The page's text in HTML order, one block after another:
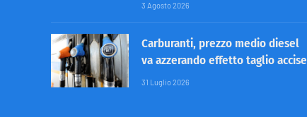
3 Agosto 2026
Carburanti, prezzo medio diesel
va azzerando effetto taglio accise
31 Luglio 2026